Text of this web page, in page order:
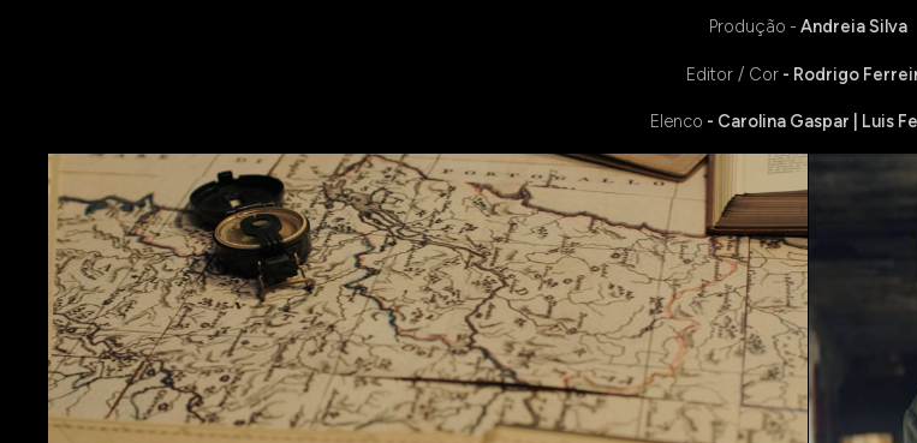
Produção -Andreia Silva
Editor / Cor- Rodrigo
Elenco - Carolina Gaspar | Luis